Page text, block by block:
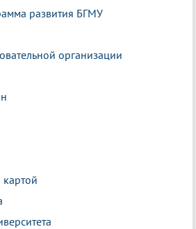
развития БГМУ
организации